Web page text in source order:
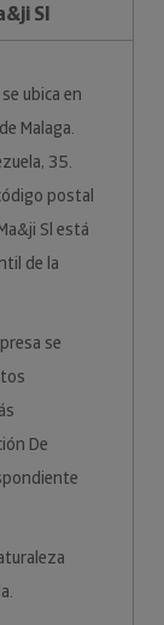
Sl
ubica en
Malaga.
35.
postal
Sl está
de la
se
De